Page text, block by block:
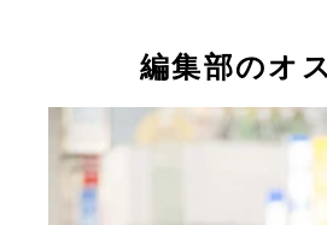
編集部のオ